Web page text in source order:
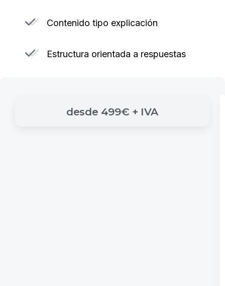
Contenido tipo explicación
Estructura orientada a respuestas
desde 499€ + IVA